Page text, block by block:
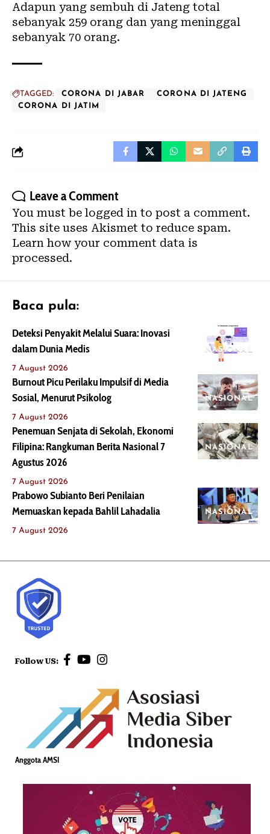
Adapun yang sembuh di Jateng total
sebanyak 259 orang dan yang meninggal
sebanyak 70 orang.
TAGGED: CORONA DI JABAR
CORONA DI JATENG
CORONA DI JATIM
Leave a Comment
You must be logged in to post a comment.
This site uses Akismet to reduce spam.
Learn how your comment data is
processed.
Baca pula:
NASIONAL
Deteksi Penyakit Melalui Suara: Inovasi
dalam Dunia Medis
7 August 2026
NASIONAL
Burnout Picu Perilaku Impulsif di Media
Sosial, Menurut Psikolog
7 August 2026
NASIONAL
Penemuan Senjata di Sekolah, Ekonomi
Filipina: Rangkuman Berita Nasional 7
Agustus 2026
7 August 2026
NASIONAL
Prabowo Subianto Beri Penilaian
Memuaskan kepada Bahlil Lahadalia
7 August 2026
Follow US:
Anggota AMSI